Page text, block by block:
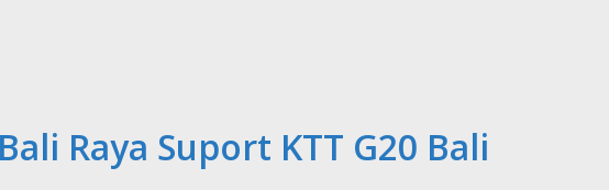
Raya Suport KTT G20 Bali